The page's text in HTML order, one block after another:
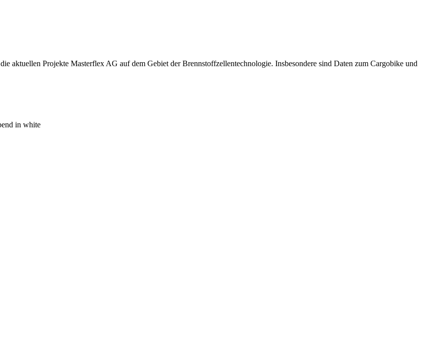
aktuellen Projekte Masterflex AG auf dem Gebiet der Brennstoffzellentechnologie. Insbesondere sind Daten zum Cargobike und